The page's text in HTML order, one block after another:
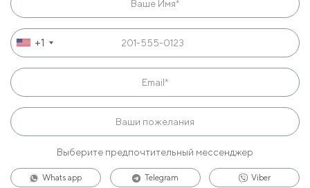
+1
Выберите предпочтительный мессенджер
Whats app Telegram Viber